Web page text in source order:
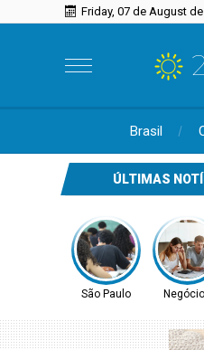
Friday, 07 de August
Brasil
ÚLTIMAS
São Paulo